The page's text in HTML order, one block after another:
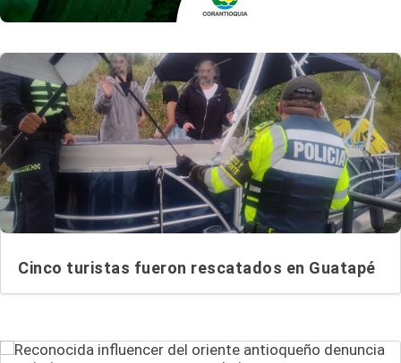
Cinco turistas fueron rescatados en Guatapé